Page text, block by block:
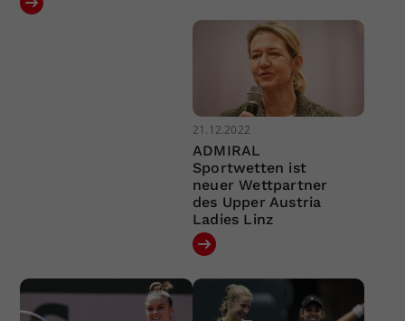
21.12.2022
ADMIRAL
Sportwetten ist
neuer Wettpartner
des Upper Austria
Ladies Linz